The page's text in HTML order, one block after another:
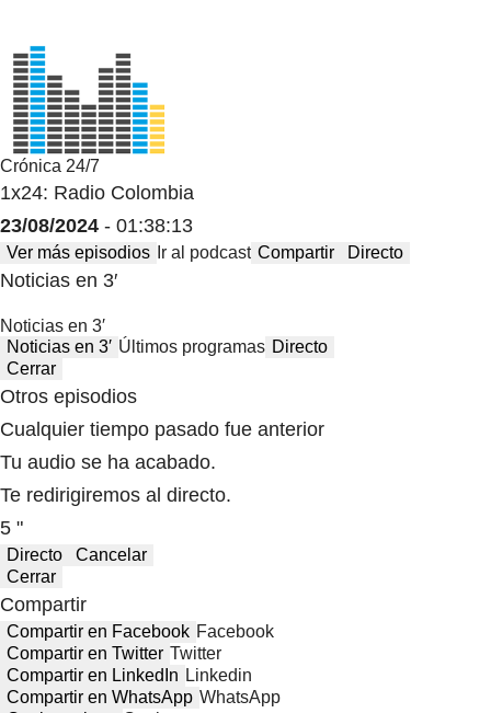
Crónica 24/7
1x24: Radio Colombia
23/08/2024 - 01:38:13
Ver más episodios Ir al podcast Compartir Directo
Noticias en 3′
Noticias en 3′
Noticias en 3′ Últimos programas Directo
Cerrar
Otros episodios
Cualquier tiempo pasado fue anterior
Tu audio se ha acabado.
Te redirigiremos al directo.
5 "
Directo
Cancelar
Cerrar
Compartir
Compartir en Facebook Facebook
Compartir en Twitter Twitter
Compartir en LinkedIn Linkedin
Compartir en WhatsApp WhatsApp